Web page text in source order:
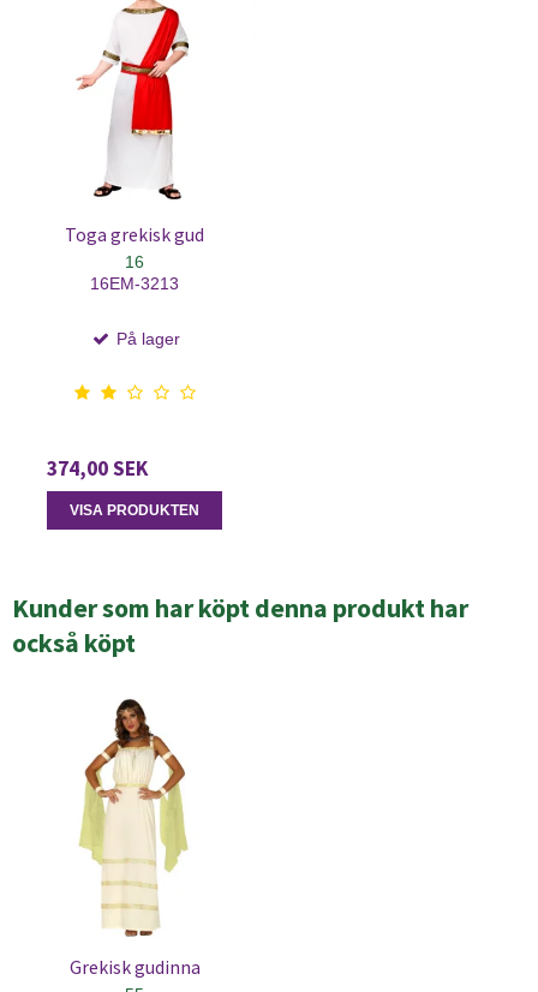
Toga grekisk gud
16
16EM-3213
På lager
374,00 SEK
VISA PRODUKTEN
Kunder som har köpt denna produkt har
också köpt
Grekisk gudinna